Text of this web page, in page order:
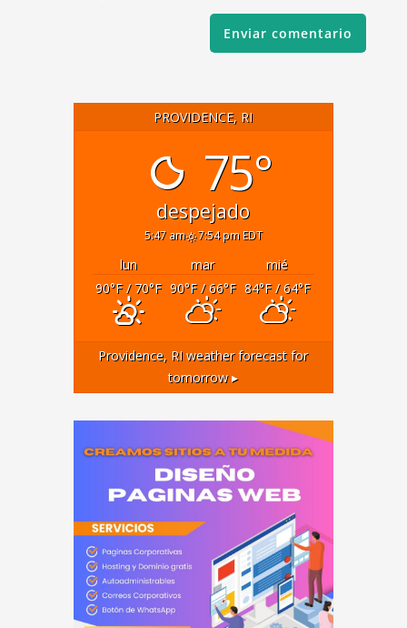
PROVIDENCE, RI
75°
despejado
5:47 am 7:54 pm EDT
lun mar
mié
90°F/ 70°F 90°F/ 66°F 84°F/ 64°F
Providence, RI weather forecast for
tomorrow ▸